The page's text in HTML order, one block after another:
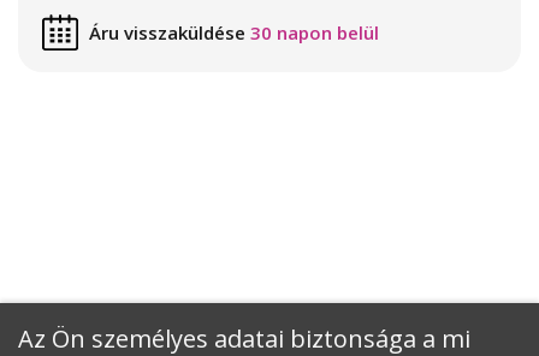
Az Ön személyes adatai biztonsága a mi
Áru visszaküldése 30 napon belül